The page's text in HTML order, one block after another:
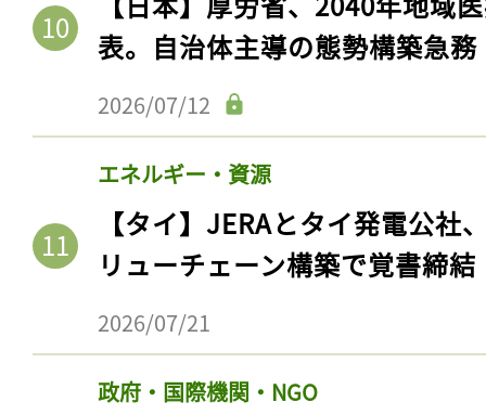
表。自治体主導の態勢構築急務
2026/07/12
エネルギー・資源
【タイ】JERAとタイ発電公社
リューチェーン構築で覚書締結
2026/07/21
政府・国際機関・NGO
記事をお気に入りに
ログインが必